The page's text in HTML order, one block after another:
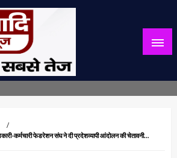
कर्मचारी फेडरेशन संघ ने दी प्रदेशव्यापी आंदोलन की चेतावनी…